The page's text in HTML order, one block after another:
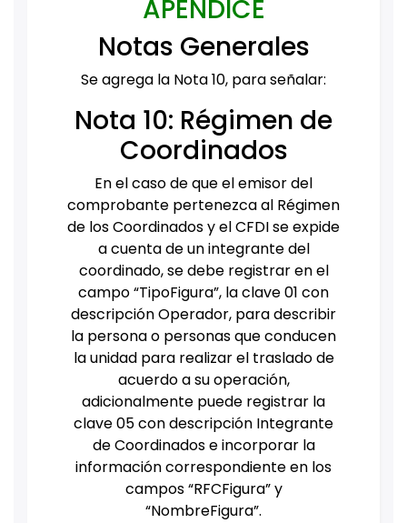
APÉNDICE
Notas Generales
Se agrega la Nota 10, para señalar:
Nota 10: Régimen de
Coordinados
En el caso de que el emisor del
comprobante pertenezca al Régimen
de los Coordinados y el CFDI se expide
a cuenta de un integrante del
coordinado, se debe registrar en el
campo “TipoFigura”, la clave 01 con
descripción Operador, para describir
la persona o personas que conducen
la unidad para realizar el traslado de
acuerdo a su operación,
adicionalmente puede registrar la
clave 05 con descripción Integrante
de Coordinados e incorporar la
información correspondiente en los
campos “RFCFigura” y
“NombreFigura”.